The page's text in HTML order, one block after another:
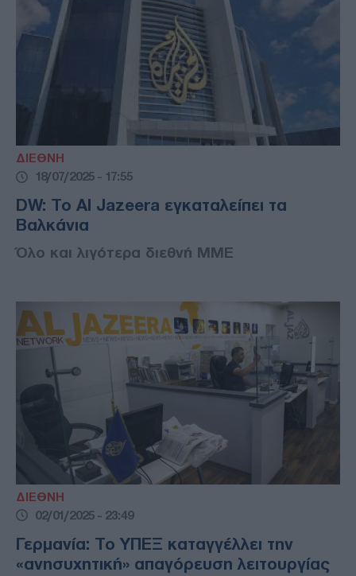
ΔΙΕΘΝΗ
18/07/2025 - 17:55
DW: Το Al Jazeera εγκαταλείπει τα
Βαλκάνια
Όλο και λιγότερα διεθνή ΜΜΕ
ΔΙΕΘΝΗ
02/01/2025 - 23:49
Γερμανία: Το ΥΠΕΞ καταγγέλλει την
«ανησυχητική» απαγόρευση λειτουργίας